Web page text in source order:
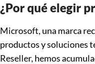
¿Por qué elegir
Microsoft, una marca
productos y soluciones
Reseller, hemos